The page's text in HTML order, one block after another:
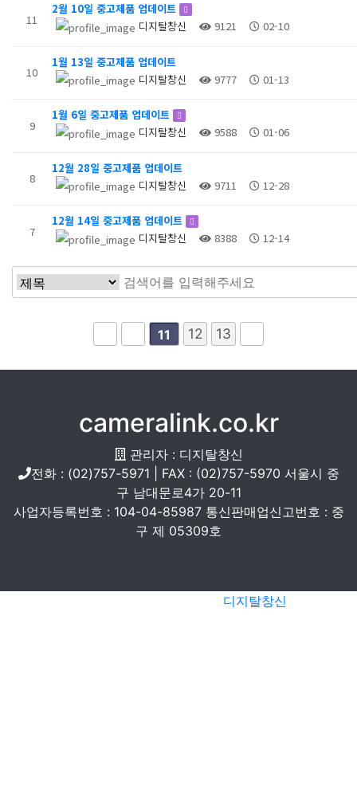
11
2월 10일 중고제품 업데이트
디지탈창신
9121 02-10
10
1월 13일 중고제품 업데이트
디지탈창신
9777 01-13
9
1월 6일 중고제품 업데이트
디지탈창신
9588 01-06
8
12월 28일 중고제품 업데이트
디지탈창신
9711 12-28
7
12월 14일 중고제품 업데이트
디지탈창신
8388 12-14
11 12 13
cameralink.co.kr
관리자 : 디지탈창신
전화 : (02)757-5971 | FAX : (02)757-5970 서울시 중
구 남대문로4가 20-11
사업자등록번호 : 104-04-85987 통신판매업신고번호 : 중
구 제 05309호
디지탈창신